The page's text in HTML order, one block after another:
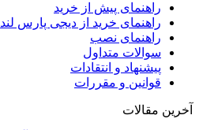
راهنمای پیش از خرید
راهنمای خرید از دیجی پارس لند
راهنمای نصب
سوالات متداول
پیشنهاد و انتقادات
قوانین و مقررات
آخرین مقالات